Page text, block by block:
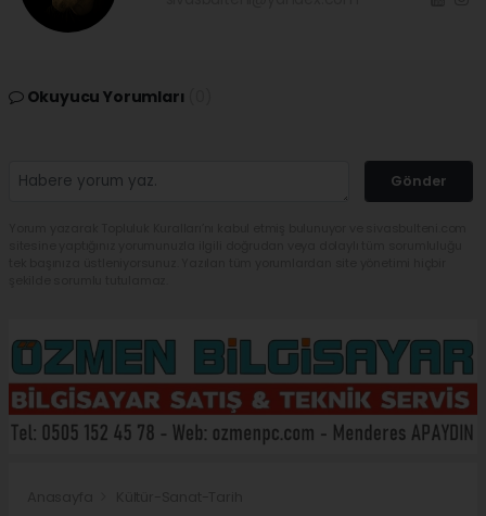
Okuyucu Yorumları
Gönder